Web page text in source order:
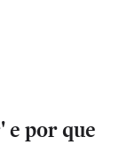
e por que